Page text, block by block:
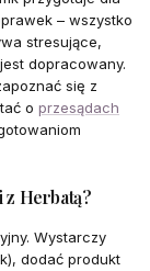
– wszystko
stresujące,
dopracowany.
się z
o przesądach
z Herbatą?
Wystarczy
dodać produkt